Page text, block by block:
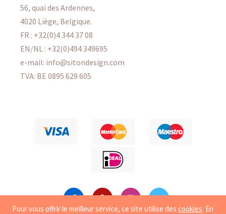
56, quai des Ardennes,
4020 Liège, Belgique.
FR : +32(0)4 344 37 08
EN/NL : +32(0)494 349695
e-mail: info@sitondesign.com
TVA: BE 0895 629 605
Pour vous offrir le meilleur service, ce site utilise des cookies. En